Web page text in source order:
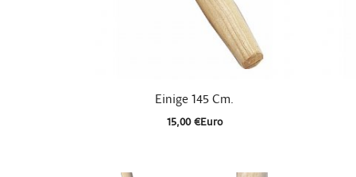
Schnellansicht
Einige 145 Cm.
15,00 €Euro